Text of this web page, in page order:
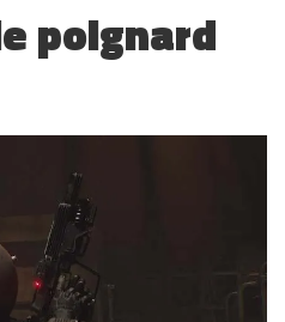
poignard